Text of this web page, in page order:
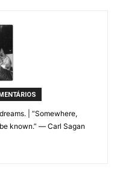
| “Somewhere,
known.” ― Carl Sagan